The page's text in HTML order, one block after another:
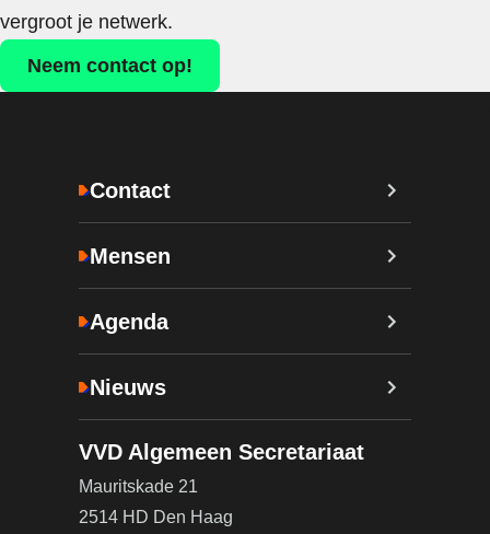
vergroot je netwerk.
Neem contact op!
Contact
Mensen
Agenda
Nieuws
VVD Algemeen Secretariaat
Mauritskade 21
2514 HD Den Haag